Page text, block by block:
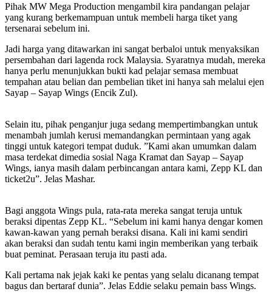
Pihak MW Mega Production mengambil kira pandangan pelajar
yang kurang berkemampuan untuk membeli harga tiket yang
tersenarai sebelum ini.
Jadi harga yang ditawarkan ini sangat berbaloi untuk menyaksikan
persembahan dari lagenda rock Malaysia. Syaratnya mudah, mereka
hanya perlu menunjukkan bukti kad pelajar semasa membuat
tempahan atau belian dan pembelian tiket ini hanya sah melalui ejen
Sayap – Sayap Wings (Encik Zul).
Selain itu, pihak penganjur juga sedang mempertimbangkan untuk
menambah jumlah kerusi memandangkan permintaan yang agak
tinggi untuk kategori tempat duduk. ”Kami akan umumkan dalam
masa terdekat dimedia sosial Naga Kramat dan Sayap – Sayap
Wings, ianya masih dalam perbincangan antara kami, Zepp KL dan
ticket2u”. Jelas Mashar.
Bagi anggota Wings pula, rata-rata mereka sangat teruja untuk
beraksi dipentas Zepp KL. “Sebelum ini kami hanya dengar komen
kawan-kawan yang pernah beraksi disana. Kali ini kami sendiri
akan beraksi dan sudah tentu kami ingin memberikan yang terbaik
buat peminat. Perasaan teruja itu pasti ada.
Kali pertama nak jejak kaki ke pentas yang selalu dicanang tempat
bagus dan bertaraf dunia”. Jelas Eddie selaku pemain bass Wings.